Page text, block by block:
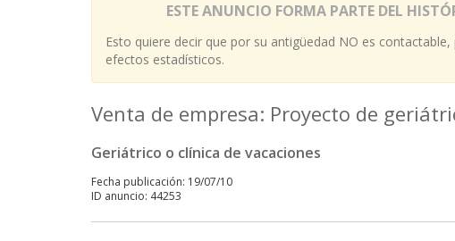
ESTE ANUNCIO FORMA PARTE DEL
Esto quiere decir que por su antigüedad NO es
efectos estadísticos.
Venta de empresa: Proyecto de
Geriátrico o clínica de vacaciones
Fecha publicación: 19/07/10
ID anuncio: 44253